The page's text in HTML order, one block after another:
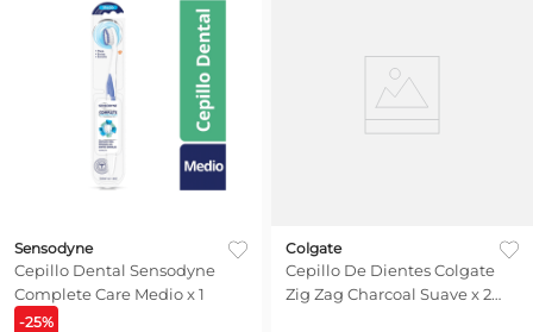
Sensodyne
Cepillo Dental Sensodyne
Complete Care Medio x 1
-25%
Colgate
Cepillo De Dientes Colgate
Zig Zag Charcoal Suave x 2